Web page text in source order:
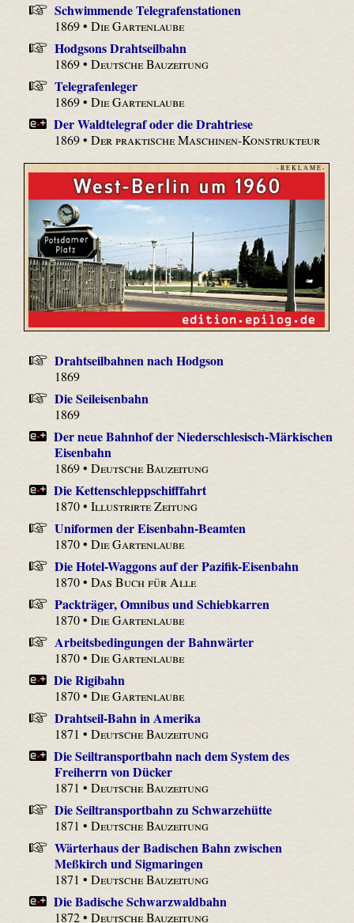
Schwimmende Telegrafenstationen
1869 •Die Gartenlaube
Hodgsons Drahtseilbahn
1869 •Deutsche Bauzeitung
Telegrafenleger
1869 •Die Gartenlaube
Der Waldtelegraf oder die Drahtriese
1869 •Der praktische Maschinen-Konstrukteur
- R E K L A M E -
Drahtseilbahnen nach Hodgson
1869
Die Seileisenbahn
1869
Der neue Bahnhof der Niederschlesisch-Märkischen
Eisenbahn
1869 •Deutsche Bauzeitung
Die Kettenschleppschifffahrt
1870 •Illustrirte Zeitung
Uniformen der Eisenbahn-Beamten
1870 •Die Gartenlaube
Die Hotel-Waggons auf der Pazifik-Eisenbahn
1870 •Das Buch für Alle
Packträger, Omnibus und Schiebkarren
1870 •Die Gartenlaube
Arbeitsbedingungen der Bahnwärter
1870 •Die Gartenlaube
Die Rigibahn
1870 •Die Gartenlaube
Drahtseil-Bahn in Amerika
1871 •Deutsche Bauzeitung
Die Seiltransportbahn nach dem System des
Freiherrn von Dücker
1871 •Deutsche Bauzeitung
Die Seiltransportbahn zu Schwarzehütte
1871 •Deutsche Bauzeitung
Wärterhaus der Badischen Bahn zwischen
Meßkirch und Sigmaringen
1871 •Deutsche Bauzeitung
Die Badische Schwarzwaldbahn
1872 •Deutsche Bauzeitung